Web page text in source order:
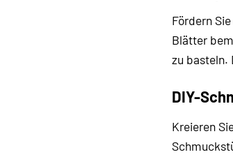
Fördern
Blätter
zu basteln.
DIY-
Kreieren